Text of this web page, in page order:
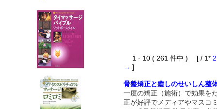
1 - 10 ( 261 件中 ) [ / 1* 2
→ ]
骨盤矯正と癒しのせいしん整
一度の矯正（施術）で効果を
正が好評でメディアやマスコ